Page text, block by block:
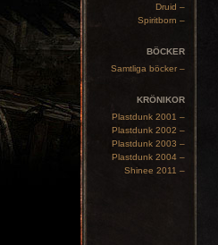
Druid –
Spiritborn –
BÖCKER
Samtliga böcker –
KRÖNIKOR
Plastdunk 2001 –
Plastdunk 2002 –
Plastdunk 2003 –
Plastdunk 2004 –
Shinee 2011 –